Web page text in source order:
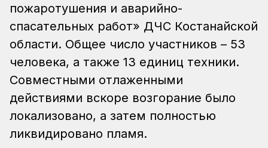
пожаротушения и аварийно-
спасательных работ» ДЧС Костанайской
области. Общее число участников – 53
человека, а также 13 единиц техники.
Совместными отлаженными
действиями вскоре возгорание было
локализовано, а затем полностью
ликвидировано пламя.